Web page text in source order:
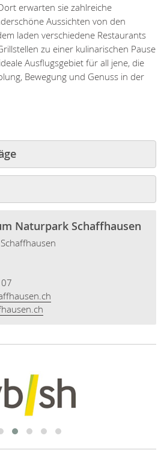
erwarten sie zahlreiche
Aussichten von den
laden verschiedene Restaurants
zu einer kulinarischen Pause
Ausflugsgebiet für all jene, die
Bewegung und Genuss in der
Naturpark Schaffhausen